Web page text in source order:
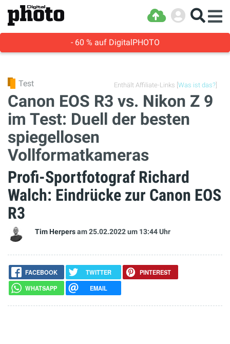
- 60 % auf DigitalPHOTO
Enthält Affiliate-Links [ Was ist das?
Test
Canon EOS R3 vs. Nikon Z 9
im Test: Duell der besten
spiegellosen
Vollformatkameras
Profi-Sportfotograf Richard
Walch: Eindrücke zur Canon EOS
R3
Tim Herpersam 25.02.2022um 13:44 Uhr
FACEBOOK TWITTER
PINTEREST
WHATSAPP
EMAIL